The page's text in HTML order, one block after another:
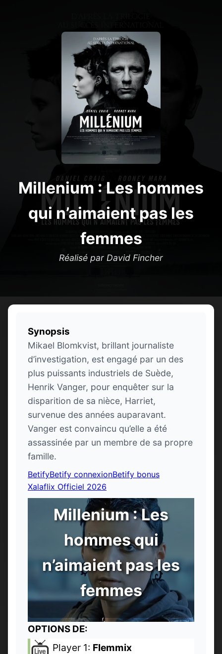
Millenium : Les hommes
qui n’aimaient pas les
femmes
Réalisé par David Fincher
Synopsis
Mikael Blomkvist, brillant journaliste
d’investigation, est engagé par un des
plus puissants industriels de Suède,
Henrik Vanger, pour enquêter sur la
disparition de sa nièce, Harriet,
survenue des années auparavant.
Vanger est convaincu qu’elle a été
assassinée par un membre de sa propre
famille.
BetifyBetify connexionBetify bonus
Xalaflix Officiel 2026
Millenium : Les
hommes qui
n’aimaient pas les
femmes
OPTIONS DE:
Player 1: Flemmix